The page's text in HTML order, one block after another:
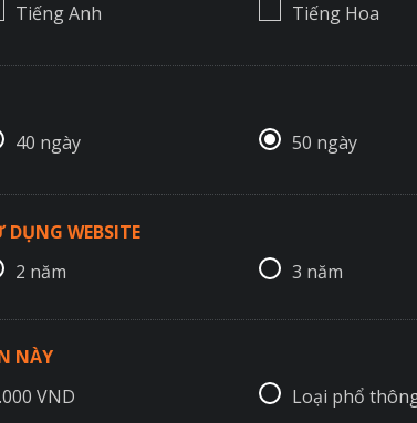
Tiếng Anh Tiếng Hoa
40 ngày 50 ngày
WEBSITE
2 năm 3 năm
NÀY
VND
Loại phổ